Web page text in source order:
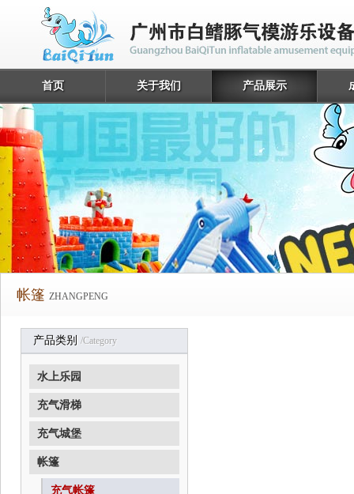
首页 关于我们 产品展示
帐篷 ZHANGPENG
产品类别 /category
水上乐园
充气滑梯
充气城堡
帐篷
充气帐篷